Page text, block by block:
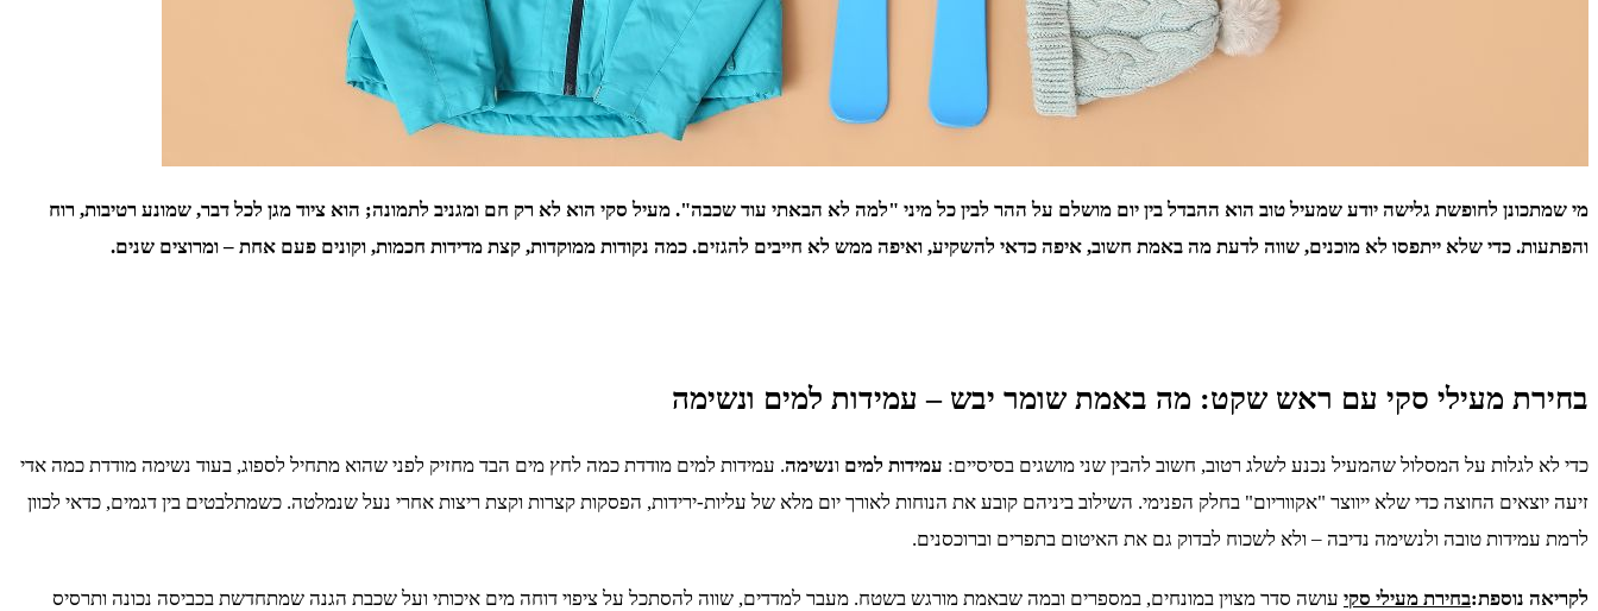
מי שמתכונן לחופשת גלישה יודע שמעיל טוב הוא ההבדל בין יום מושלם על ההר לבין כל מיני "למה לא הבאתי עוד שכבה". מעיל סקי הוא לא רק חם ומגניב לתמונה; הוא ציוד מגן לכל דבר, שמונע רטיבות, רוח
והפתעות. כדי שלא ייתפסו לא מוכנים, שווה לדעת מה באמת חשוב, איפה כדאי להשקיע, ואיפה ממש לא חייבים להגזים. כמה נקודות ממוקדות, קצת מדידות חכמות, וקונים פעם אחת – ומרוצים שנים.
בחירת מעילי סקי עם ראש שקט: מה באמת שומר יבש – עמידות למים ונשימה
כדי לא לגלות על המסלול שהמעיל נכנע לשלג רטוב, חשוב להבין שני מושגים בסיסיים: עמידות למים ונשימה. עמידות למים מודדת כמה לחץ מים הבד מחזיק לפני שהוא מתחיל לספוג, בעוד נשימה מודדת כמה אדי
זיעה יוצאים החוצה כדי שלא ייווצר "אקווריום" בחלק הפנימי. השילוב ביניהם קובע את הנוחות לאורך יום מלא של עליות-ירידות, הפסקות קצרות וקצת ריצות אחרי נעל שנמלטה. כשמתלבטים בין דגמים, כדאי לכוון
לרמת עמידות טובה ולנשימה נדיבה – ולא לשכוח לבדוק גם את האיטום בתפרים וברוכסנים.
לקריאה נוספת:בחירת מעילי סקי עושה סדר מצוין במונחים, במספרים ובמה שבאמת מורגש בשטח. מעבר למדדים, שווה להסתכל על ציפוי דוחה מים איכותי ועל שכבת הגנה שמתחדשת בכביסה נכונה ותרסיס